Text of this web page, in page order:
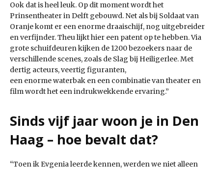
Ook dat is heel leuk. Op dit moment wordt het
Prinsentheater in Delft gebouwd. Net als bij Soldaat van
Oranje komt er een enorme draaischijf, nog uitgebreider
en verfijnder. Theu lijkt hier een patent op te hebben. Via
grote schuifdeuren kijken de 1200 bezoekers naar de
verschillende scenes, zoals de Slag bij Heiligerlee. Met
dertig acteurs, veertig figuranten,
een enorme waterbak en een combinatie van theater en
film wordt het een indrukwekkende ervaring.”
Sinds vijf jaar woon je in Den
Haag – hoe bevalt dat?
“Toen ik Evgenia leerde kennen, werden we niet alleen